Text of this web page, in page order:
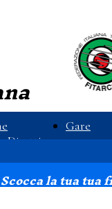
Direttivo
Gare
la tua tua